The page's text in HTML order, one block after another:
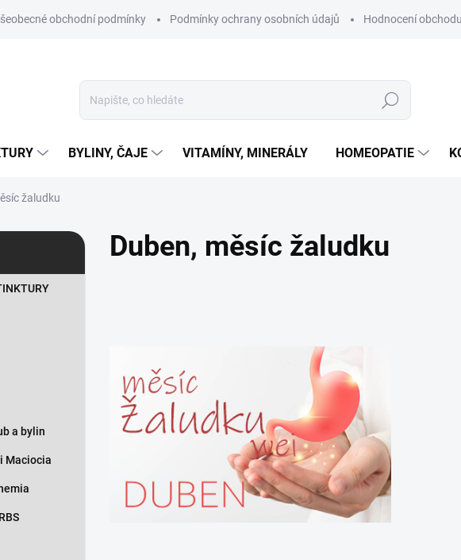
obchodní podmínky Podmínky ochrany osobních údajů Hodnocení obchodu
Hledat
BYLINY, ČAJE VITAMÍNY, MINERÁLY HOMEOPATIE
žaludku
a bylin
Maciocia
Duben, měsíc žaludku